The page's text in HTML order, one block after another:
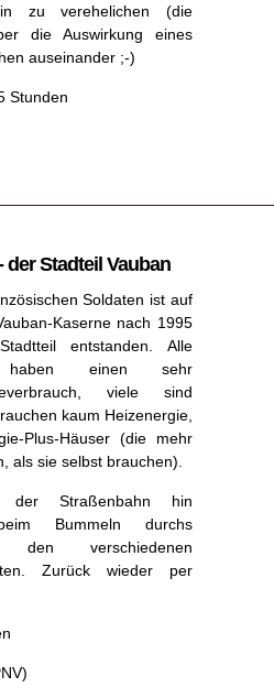
in zu verehelichen (die
die Auswirkung eines
auseinander ;-)
Stunden
der Stadteil Vauban
Soldaten ist auf
Kaserne nach 1995
entstanden. Alle
einen sehr
viele sind
kaum Heizenergie,
Plus-Häuser (die mehr
als sie selbst brauchen).
Straßenbahn hin
Bummeln durchs
verschiedenen
Zurück wieder per